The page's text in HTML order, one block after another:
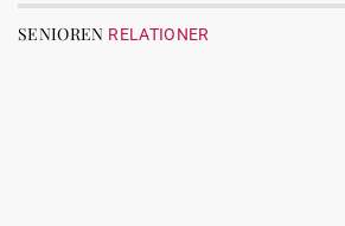
SENIOREN RELATIONER